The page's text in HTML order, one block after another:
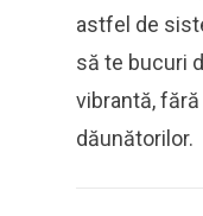
astfel de
să te bucuri
vibrantă,
dăunătorilor.